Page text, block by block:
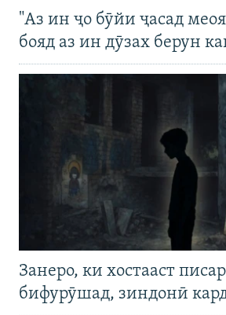
"Аз ин ҷо бӯйи ҷасад
бояд аз ин дӯзах берун
Занеро, ки хостааст
бифурӯшад, зиндонӣ